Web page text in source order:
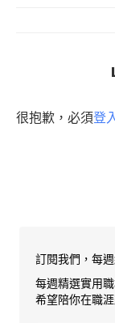
很抱歉，必須登
訂閱我們，每
每週精選實用
希望陪你在職